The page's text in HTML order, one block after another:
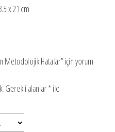
x 21 cm
Metodolojik Hatalar” için yorum
Gerekli alanlar* ile